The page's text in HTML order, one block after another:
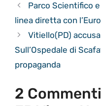
Parco Scientifico
linea diretta con
Vitiello(PD)
Sull’Ospedale di
propaganda
2